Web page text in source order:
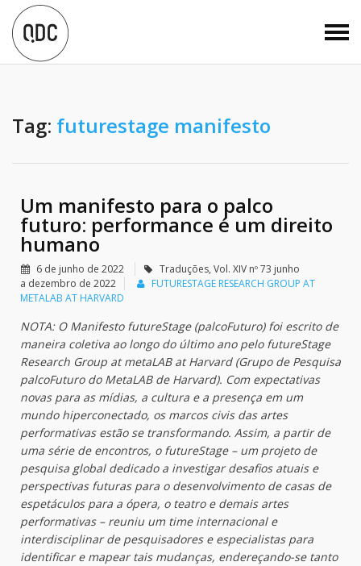
Tag: futurestage manifesto
Um manifesto para o palco
futuro: performance é um direito
humano
6 de junho de 2022 Traduções, Vol. XIV nº 73 junho
a dezembro de 2022
FUTURESTAGE RESEARCH GROUP AT
METALAB AT HARVARD
NOTA: O Manifesto futureStage (palcoFuturo) foi escrito de
maneira coletiva ao longo do último ano pelo futureStage
Research Group at metaLAB at Harvard (Grupo de Pesquisa
palcoFuturo do MetaLAB de Harvard). Com expectativas
novas para as mídias, a cultura e a presença em um
mundo hiperconectado, os marcos civis das artes
performativas estão se transformando. Assim, a partir de
uma série de encontros, o futureStage – um projeto de
pesquisa global dedicado a investigar desafios atuais e
perspectivas futuras para o desenvolvimento de casas de
espetáculos para a ópera, o teatro e demais artes
performativas – reuniu um time internacional e
interdisciplinar de pesquisadores e especialistas para
identificar e mapear tais mudanças, endereçando-se tanto